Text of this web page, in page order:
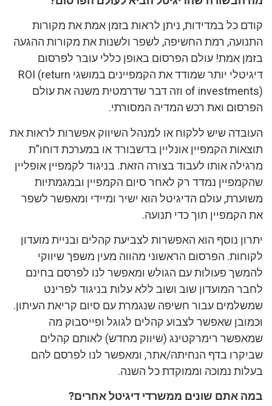
קודם כל במדידות, ניתן לראות בזמן אמת את מקורות
התנועה, רמת החשיפה, לשפר ולשנות את מקורות ההגעה
בזמן אמת! עולם הפרסום באופן כללי עובר לפרסום
דיגיטלי יותר שמודד את הקמפיינים במושגי ROI (return
of investments) וזה דבר שדרמטית משנה את עולם
הפרסום ואת רכש המדיה המסורתי.
העובדה שיש ללקוח או למנהל השיווק אפשרות לראות את
תוצאות הקמפיין אונליין בדשבורד או במערכת דוחו”ת
מרגילה אותו לעבוד בצורה הזאת. בניגוד לקמפיין אופליין
שהקמפיין נמדד רק לאחר סיום הקמפיין ובמגמתיות
משוערת, עולם הדיגיטל הוא ישיר ומיידי ומאפשר לשפר
את הקמפיין תוך כדי תנועה.
יתרון נוסף הוא האפשרות לצביעת קהלים ובניית מועדון
לקוחות. הפרסום הראשוני מהווה מעין משפך שיווקי
להמשך פעולות עם הגולש ומאפשר לנו לפרסם בחינם
לחבר המועדון שוב ושוב ללא עלות בניגוד לפרינט
שמשלמים עבור חשיפה שנגמרת עם סיום קריאת העיתון.
וכמובן שאפשר לצבוע קהלים לגוגל ופייסבוק מה
שמאפשר רימרקטינג (שיווק מחדש) לאותם קהלים
שביקרו בדף הנחיתה/אתר, ומאפשר לנו לפרסם להם
בעלות נמוכה וממוקדת כל השנה.
במה אתם שונים ממשרדי דיגיטל אחרים?